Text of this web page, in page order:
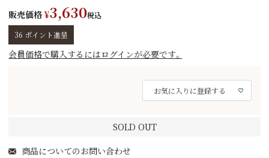
販売価格 ¥3,630税込
36 ポイント進呈
会員価格で購入するにはログインが必要です。
お気に入りに登録する
SOLD OUT
商品についてのお問い合わせ